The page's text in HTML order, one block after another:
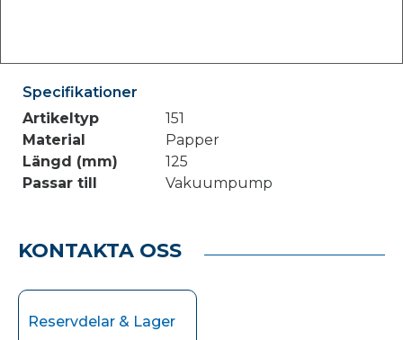
Specifikationer
Artikeltyp
151
Material
Papper
Längd (mm)
125
Passar till
Vakuumpump
KONTAKTA OSS
Reservdelar & Lager